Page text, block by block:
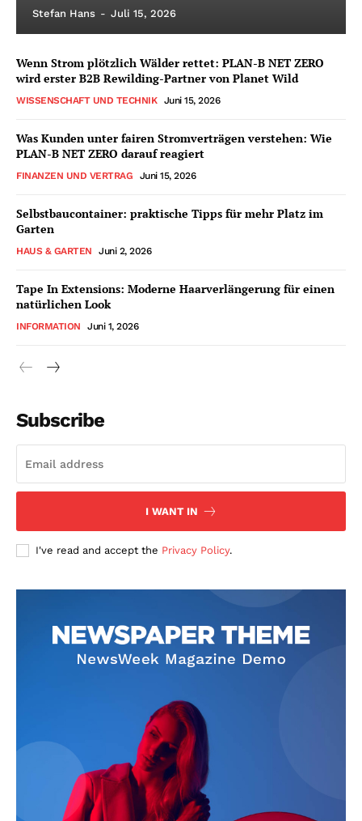
Stefan Hans - Juli 15, 2026
Wenn Strom plötzlich Wälder rettet: PLAN-B NET ZERO
wird erster B2B Rewilding-Partner von Planet Wild
WISSENSCHAFT UND TECHNIK Juni 15, 2026
Was Kunden unter fairen Stromverträgen verstehen: Wie
PLAN-B NET ZERO darauf reagiert
FINANZEN UND VERTRAG Juni 15, 2026
Selbstbaucontainer: praktische Tipps für mehr Platz im
Garten
HAUS & GARTEN Juni 2, 2026
Tape In Extensions: Moderne Haarverlängerung für einen
natürlichen Look
INFORMATION Juni 1, 2026
Subscribe
I WANT IN
I've read and accept the Privacy Policy.